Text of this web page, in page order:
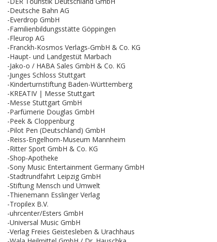
-Deutsche Bahn AG
-Everdrop GmbH
-Familienbildungsstätte Göppingen
-Fleurop AG
-Franckh-Kosmos Verlags-GmbH & Co. KG
-Haupt- und Landgestüt Marbach
-Jako-o / HABA Sales GmbH & Co. KG
-Junges Schloss Stuttgart
-Kinderturnstiftung Baden-Württemberg
-KREATIV | Messe Stuttgart
-Messe Stuttgart GmbH
-Parfümerie Douglas GmbH
-Peek & Cloppenburg
-Pilot Pen (Deutschland) GmbH
-Reiss-Engelhorn-Museum Mannheim
-Ritter Sport GmbH & Co. KG
-Shop-Apotheke
-Sony Music Entertainment Germany GmbH
-Stadtrundfahrt Leipzig GmbH
-Stiftung Mensch und Umwelt
-Thienemann Esslinger Verlag
-Tropilex B.V.
-uhrcenter/Esters GmbH
-Universal Music GmbH
-Verlag Freies Geistesleben & Urachhaus